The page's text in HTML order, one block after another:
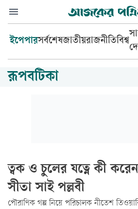
ইপেপারসর্বশেষজাতীয়রাজনীতিবিশ্ব
রূপবটিকা
ত্বক ও চুলের যত্নে কী করেন
সীতা সাই পল্লবী
পৌরাণিক গল্প নিয়ে পরিচালক নীতেশ